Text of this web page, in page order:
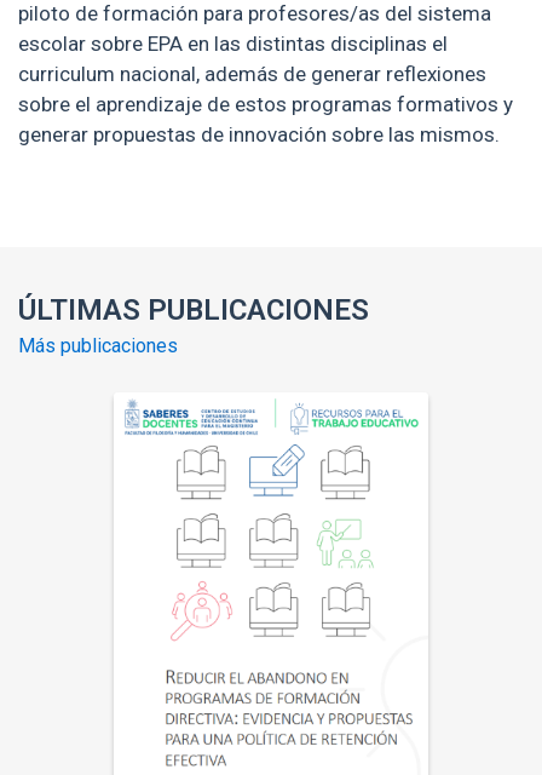
piloto de formación para profesores/as del sistema
escolar sobre EPA en las distintas disciplinas el
curriculum nacional, además de generar reflexiones
sobre el aprendizaje de estos programas formativos y
generar propuestas de innovación sobre las mismos.
ÚLTIMAS PUBLICACIONES
Más publicaciones